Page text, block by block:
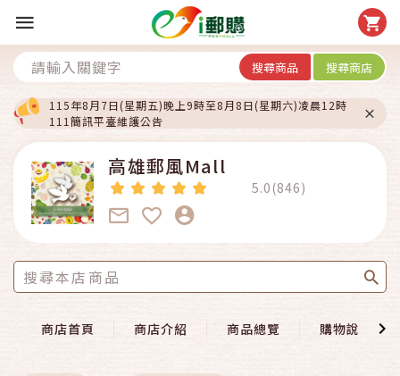
搜尋商品 搜尋商店
115年8月7日(星期五)晚上9時至8月8日(星期六)凌晨12時
111簡訊平臺維護公告
高雄郵風Mall
5.0(846)
商店首頁 商店介紹 商品總覽 購物說明